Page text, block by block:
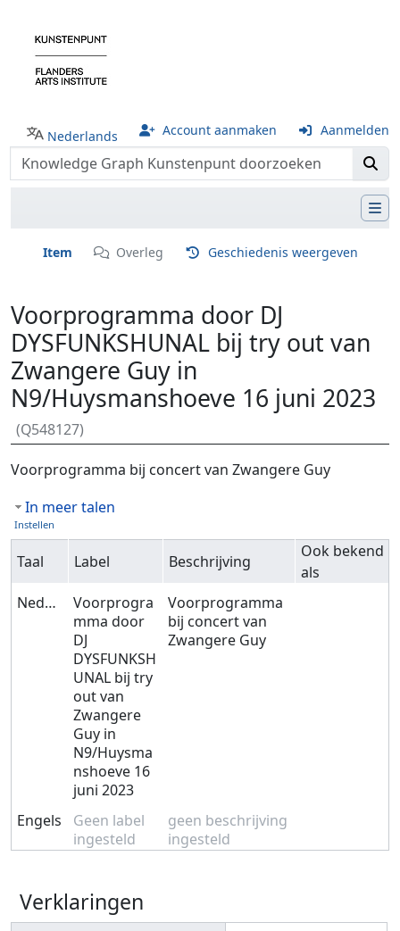
Nederlands Account aanmaken Aanmelden
Item Overleg Geschiedenis weergeven
Voorprogramma door DJ
DYSFUNKSHUNAL bij try out van
Zwangere Guy in
N9/Huysmanshoeve 16 juni 2023
(Q548127)
Ga naar:navigatie ,zoeken
Voorprogramma bij concert van Zwangere Guy
In meer talen
Instellen
Taal Label Beschrijving
Ook bekend
als
Nederlands
Voorprogra
mma door
DJ
DYSFUNKSH
UNAL bij try
out van
Zwangere
Guy in
N9/Huysma
nshoeve 16
juni 2023
Voorprogramma
bij concert van
Zwangere Guy
Engels
Geen label
ingesteld
geen beschrijving
ingesteld
Verklaringen